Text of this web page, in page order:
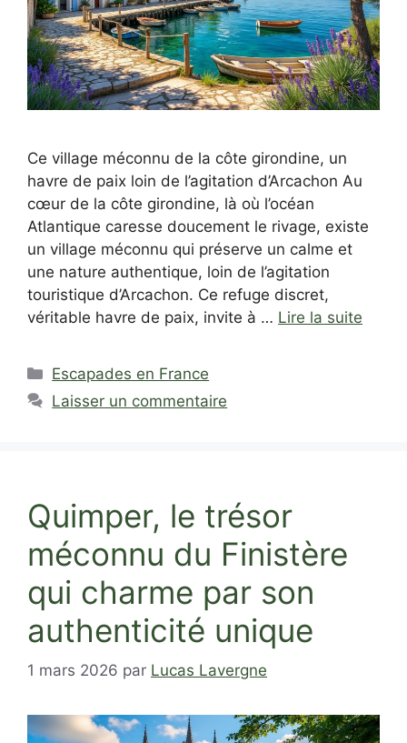
Ce village méconnu de la côte girondine, un
havre de paix loin de l’agitation d’Arcachon Au
cœur de la côte girondine, là où l’océan
Atlantique caresse doucement le rivage, existe
un village méconnu qui préserve un calme et
une nature authentique, loin de l’agitation
touristique d’Arcachon. Ce refuge discret,
véritable havre de paix, invite à … Lire la suite
Catégories
Escapades en France
Laisser un commentaire
Quimper, le trésor
méconnu du Finistère
qui charme par son
authenticité unique
1 mars 2026 par Lucas Lavergne